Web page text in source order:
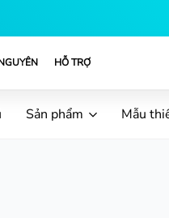
HỖ TRỢ
Sản phẩm Mẫu